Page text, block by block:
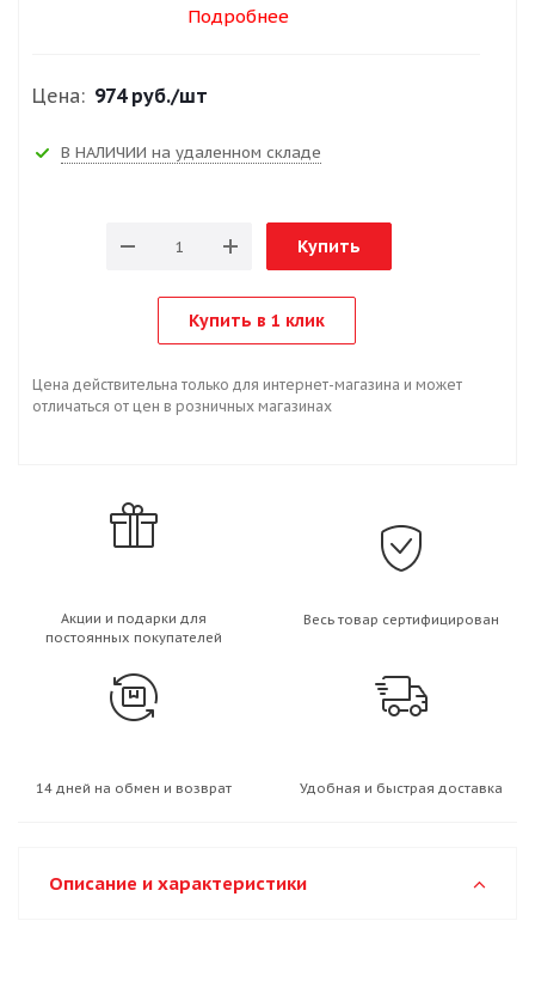
Подробнее
Цена: 974 руб./шт
В НАЛИЧИИ на удаленном складе
Купить
Купить в 1 клик
Цена действительна только для интернет-магазина и может
отличаться от цен в розничных магазинах
Акции и подарки для
постоянных покупателей
Весь товар сертифицирован
14 дней на обмен и возврат Удобная и быстрая доставка
Описание и характеристики